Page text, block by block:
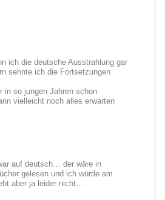
ich die deutsche Ausstrahlung gar
sehnte ich die Fortsetzungen
in so jungen Jahren schon
vielleicht noch alles erwarten
auf deutsch… der wäre in
gelesen und ich würde am
aber ja leider nicht…